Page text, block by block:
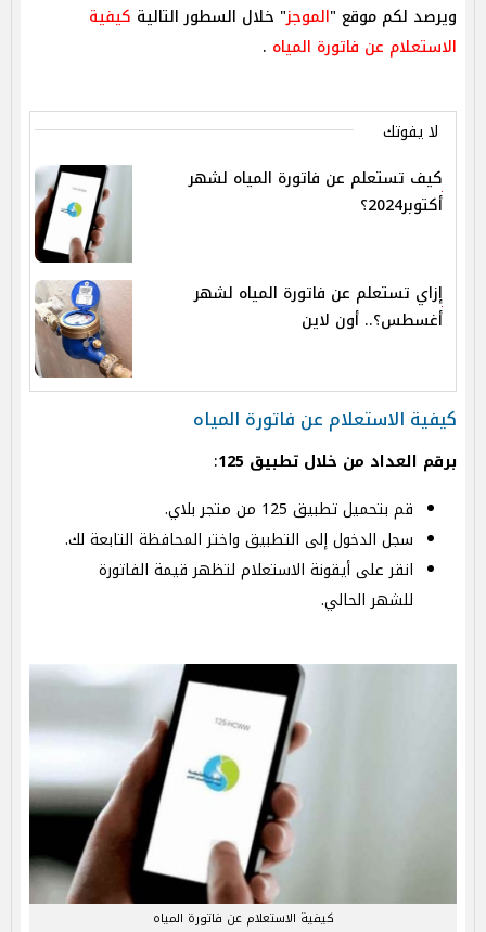
ويرصد لكم موقع "الموجز" خلال السطور التالية كيفية
الاستعلام عن فاتورة المياه .
لا يفوتك
كيف تستعلم عن فاتورة المياه لشهر
أكتوبر2024؟
إزاي تستعلم عن فاتورة المياه لشهر
أغسطس؟.. أون لاين
كيفية الاستعلام عن فاتورة المياه
برقم العداد من خلال تطبيق 125
:
قم بتحميل تطبيق 125 من متجر بلاي.
سجل الدخول إلى التطبيق واختر المحافظة التابعة لك.
انقر على أيقونة الاستعلام لتظهر قيمة الفاتورة
للشهر الحالي.
كيفية الاستعلام عن فاتورة المياه